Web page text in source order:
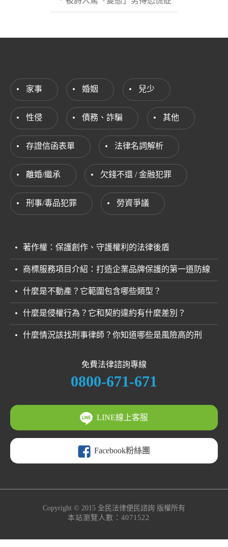
家事 婚姻 兒少
性侵 債務、詐騙 其他
存證信函表單 法律名詞解析
離婚/繼承 欠錢不還 / 金融犯罪
刑事/毒品犯罪 勞資爭議
著作權：保護創作、守護權利的法律後盾
商標服務項目介紹：打造企業品牌保護的第一道防線
什麼是不動產？它範圍包含哪些類型？
什麼是侵權行為？它和契約違約有什麼差別？
什麼情況該找刑事律師？你知道哪些是風險高的刑
免費法律諮詢專線
0800-671-671
LINE線上客服
Facebook粉絲團
Copyright © 2015 全民法律便民諮詢 版權所有
本站瀏覽人數：4071522